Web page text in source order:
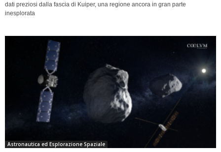
dati preziosi dalla fascia di Kuiper, una regione ancora in gran parte
inesplorata
Astronautica ed Esplorazione Spaziale